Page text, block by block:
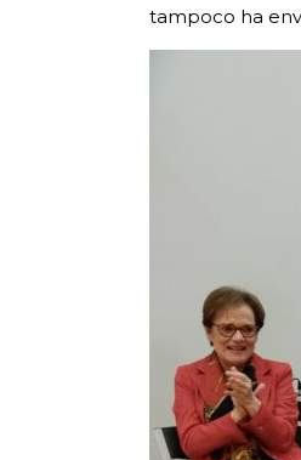
tampoco ha